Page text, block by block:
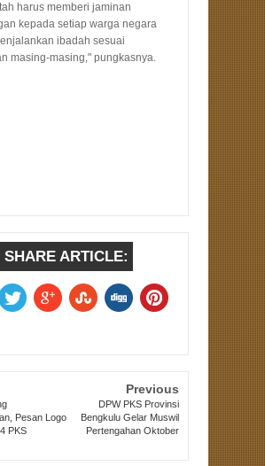
harus memberi jaminan
kepada setiap warga negara
ibadah sesuai
masing-masing," pungkasnya.
SHARE ARTICLE:
Pesan Logo
PKS
Previous
DPW PKS Provinsi
Bengkulu Gelar Muswil
Pertengahan Oktober